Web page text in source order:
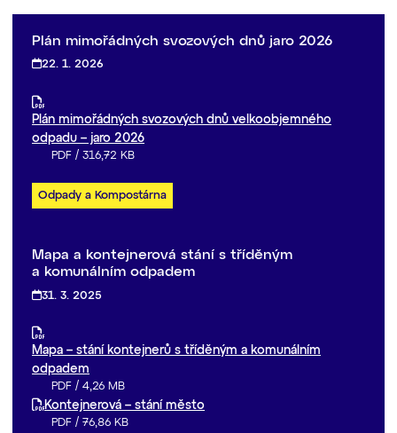
Plán mimořádných svozových dnů jaro 2026
22. 1. 2026
Plán mimořádných svozových dnů velkoobjemného
odpadu – jaro 2026
PDF / 316,72 KB
Odpady a Kompostárna
Mapa a kontejnerová stání s tříděným
a komunálním odpadem
31. 3. 2025
Mapa – stání kontejnerů s tříděným a komunálním
odpadem
PDF / 4,26 MB
Kontejnerová – stání město
PDF / 76,86 KB